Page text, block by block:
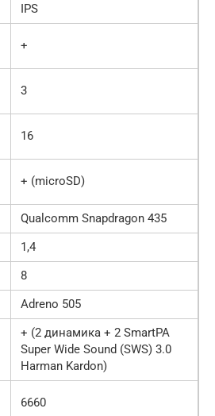
IPS
+
3
16
+ (microSD)
Qualcomm Snapdragon 435
1,4
8
Adreno 505
+ (2 динамика + 2 SmartPA
Super Wide Sound (SWS) 3.0
Harman Kardon)
6660